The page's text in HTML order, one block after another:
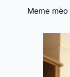
Meme